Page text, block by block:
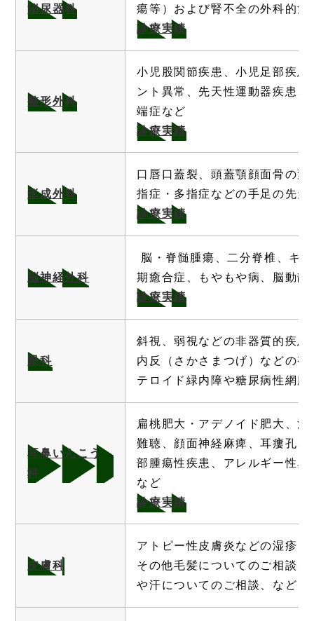
泌尿器科
瘍等）および腎不全の外科的治
診療実績
整形外科
小児股関節疾患、小児足部疾
ント異常、先天性運動器疾患
端症など
診療実績
形成外科
口唇口蓋裂、頭蓋顎顔面骨の
指症・多指症などの手足の先
診療実績
脳神経外科
脳・脊髄腫瘍、二分脊椎、キ
期癒合症、もやもや病、脳動
診療実績
眼科
斜視、弱視などの非器質的疾
内反（さかさまつげ）などの
テロイド緑内障や糖尿病性網膜
耳鼻いんこう
科
扁桃肥大・アデノイド肥大、
難聴、顔面神経麻痺、耳瘻孔
部腫瘍性疾患、アレルギー性
など
診療実績
皮膚科
アトピー性皮膚炎などの湿疹
その他毛髪についてのご相談
や汗についてのご相談、など